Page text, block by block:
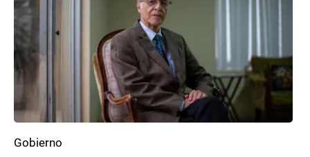
Gobierno